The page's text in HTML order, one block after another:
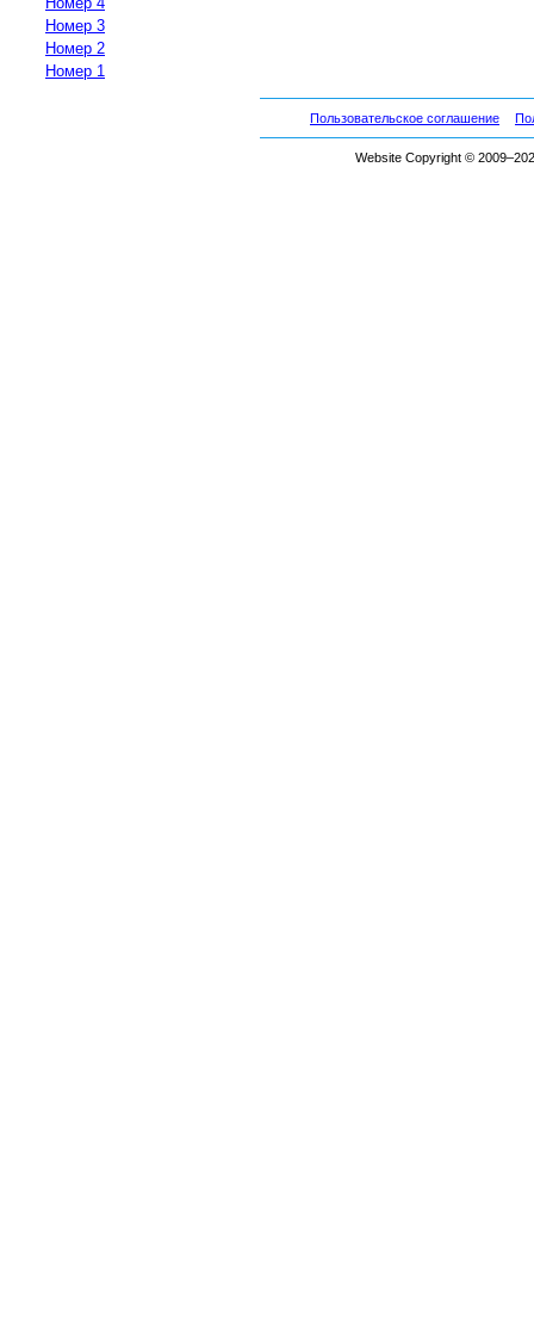
Номер 3
Номер 2
Номер 1
Пользовательское соглашение
Website Copyright ©